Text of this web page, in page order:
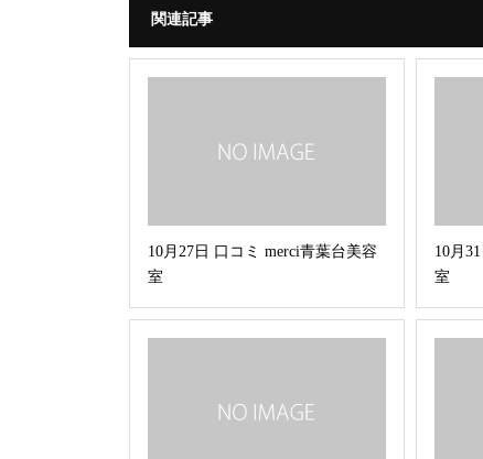
関連記事
10月27日 口コミ merci青葉台美容
室
10月
室